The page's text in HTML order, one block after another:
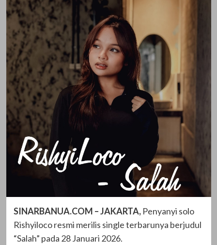
SINARBANUA.COM – JAKARTA,Penyanyi solo
Rishyiloco resmi merilis single terbarunya berjudul
“Salah” pada 28 Januari 2026.